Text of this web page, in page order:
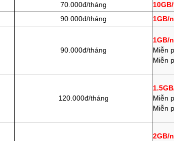
70.000đ/tháng
90.000đ/tháng 1GB/
90.000đ/tháng
1GB/
Miễn
Miễn
120.000đ/tháng
Miễn
Miễn
2GB/